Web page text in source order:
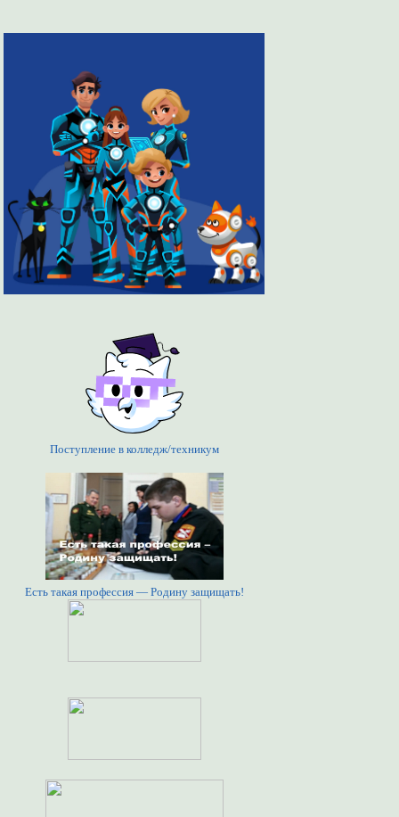
Поступление в колледж/техникум
Есть такая профессия — Родину защищать!